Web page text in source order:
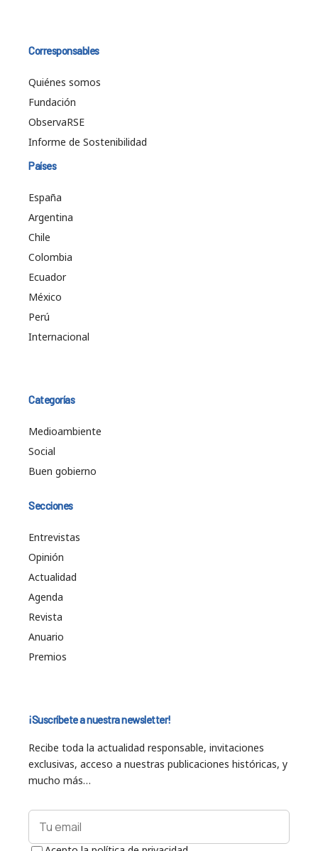
Corresponsables
Quiénes somos
Fundación
ObservaRSE
Informe de Sostenibilidad
Países
España
Argentina
Chile
Colombia
Ecuador
México
Perú
Internacional
Categorías
Medioambiente
Social
Buen gobierno
Secciones
Entrevistas
Opinión
Actualidad
Agenda
Revista
Anuario
Premios
¡Suscríbete a nuestra newsletter!
Recibe toda la actualidad responsable, invitaciones
exclusivas, acceso a nuestras publicaciones históricas, y
mucho más…